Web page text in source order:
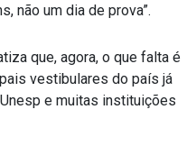
não um dia de prova”.
que, agora, o que falta é
vestibulares do país já
e muitas instituições